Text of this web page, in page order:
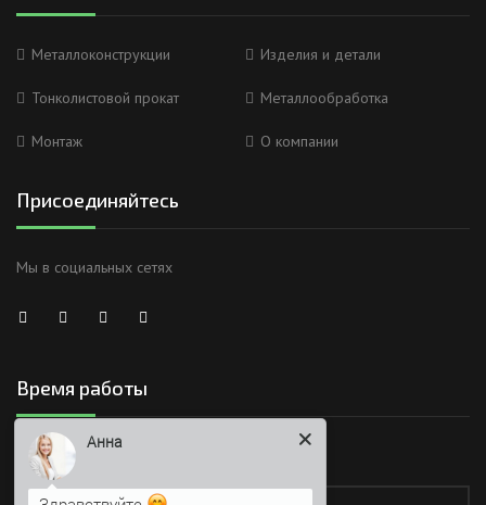
Металлоконструкции Изделия и детали
Тонколистовой прокат Металлообработка
Монтаж О компании
Присоединяйтесь
Мы в социальных сетях
Время работы
Работаем без обеда и выходных
Анна
Здравствуйте
Я Вас вижу)